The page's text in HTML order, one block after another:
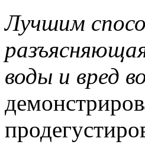
Лучшим
воды и вред